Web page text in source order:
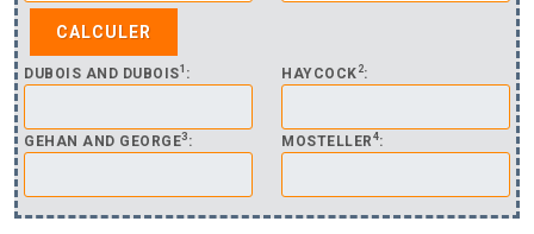
DUBOIS AND DUBOIS1 : HAYCOCK 2:
GEHAN AND GEORGE3 : MOSTELLER 4: